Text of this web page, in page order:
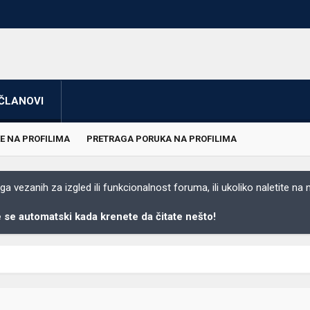
NA PROFILIMA PRETRAGA PORUKA NA PROFILIMA
vezanih za izgled ili funkcionalnost foruma, ili ukoliko naletite na
se automatski kada krenete da čitate nešto!